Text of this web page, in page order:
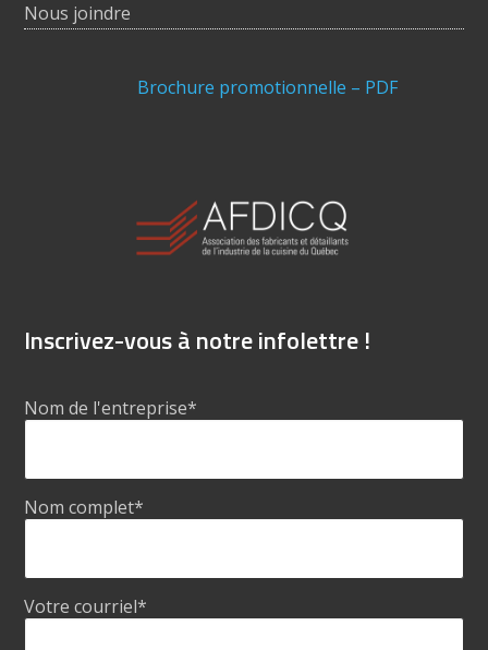
Nous joindre
Brochure promotionnelle – PDF
Inscrivez-vous à notre infolettre !
Nom de l'entreprise*
Nom complet*
Votre courriel*